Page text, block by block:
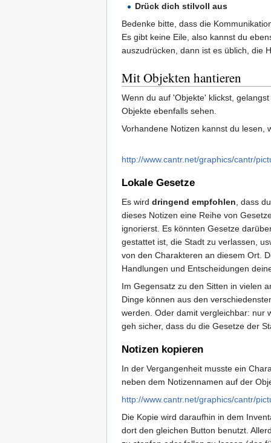
Drück dich stilvoll aus
Bedenke bitte, dass die
Es gibt keine Eile, also kannst du
auszudrücken, dann ist es üblich, die
Mit Objekten hantieren
Wenn du auf 'Objekte' klickst,
Objekte ebenfalls sehen.
Vorhandene Notizen kannst du lesen,
http://www.cantr.net/graphics/cantr/
Lokale Gesetze
Es wird dringend empfohlen , dass
dieses Notizen eine Reihe von
ignorierst. Es könnten Gesetze
gestattet ist, die Stadt zu verlassen,
von den Charakteren an diesem Ort.
Handlungen und Entscheidungen
Im Gegensatz zu den Sitten in vielen
Dinge können aus den
werden. Oder damit vergleichbar: nur
geh sicher, dass du die Gesetze der
Notizen kopieren
In der Vergangenheit musste ein
neben dem Notizennamen auf der
http://www.cantr.net/graphics/cantr/
Die Kopie wird daraufhin in dem
dort den gleichen Button benutzt.